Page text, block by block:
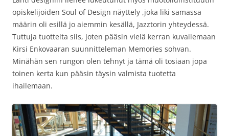
opiskelijoiden Soul of Design näyttely ,joka liki samassa
määrin oli esillä jo aiemmin kesällä, Jazztorin yhteydessä.
Tuttuja tuotteita siis, joten pääsin vielä kerran kuvailemaan
Kirsi Enkovaaran suunnitteleman Memories sohvan.
Minähän sen rungon olen tehnyt ja tämä oli tosiaan jopa
toinen kerta kun pääsin täysin valmista tuotetta
ihailemaan.